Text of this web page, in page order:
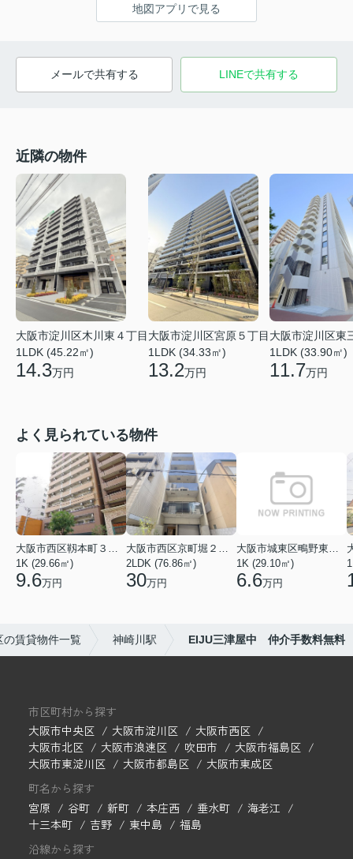
地図アプリで見る
メールで共有する LINEで共有する
近隣の物件
大阪市淀川区木川東４丁目
1LDK (45.22㎡)
14.3万円
大阪市淀川区宮原５丁目
1LDK (34.33㎡)
13.2万円
大阪市淀川区東
1LDK (33.90㎡)
11.7万円
よく見られている物件
1K (29.66㎡)
9.6万円
2LDK (76.86㎡)
30万円
1K (29.10㎡)
6.6万円
の賃貸物件一覧 神崎川駅 EIJU三津屋中 仲介手数料無料
市区町村から探す
大阪市中央区
大阪市淀川区
大阪市西区
大阪市北区
大阪市浪速区 吹田市
大阪市福島区
大阪市東淀川区
大阪市都島区
大阪市東成区
町名から探す
宮原
谷町 新町 本庄西 垂水町
海老江
十三本町
吉野 東中島
福島
沿線から探す